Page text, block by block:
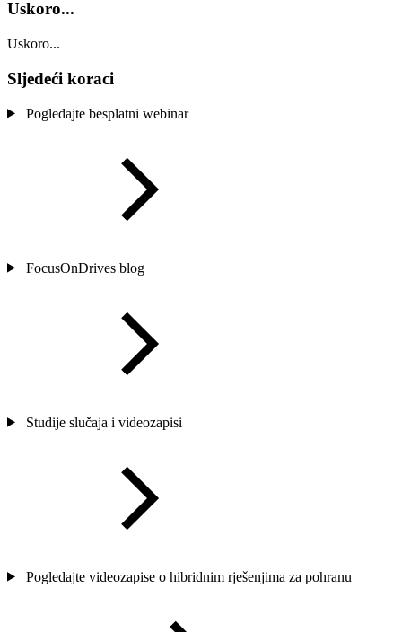
Uskoro...
Uskoro...
Sljedeći koraci
Pogledajte besplatni webinar
FocusOnDrives blog
Studije slučaja i videozapisi
Pogledajte videozapise o hibridnim rješenjima za pohranu